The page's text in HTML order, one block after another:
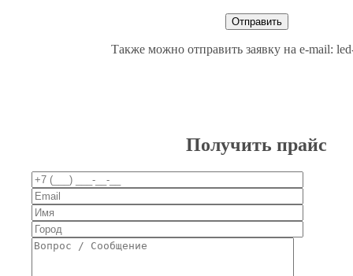
Также можно отправить заявку на e-mail:
Получить прайс